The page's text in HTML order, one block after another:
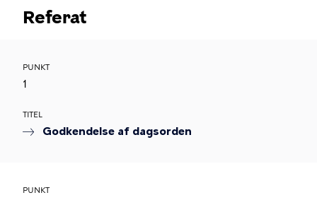
Referat
PUNKT
1
TITEL
Godkendelse af dagsorden
PUNKT